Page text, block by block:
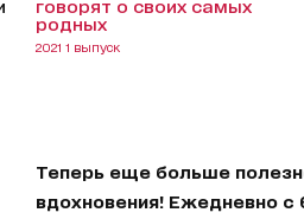
говорят о своих самых
родных
2021 1 выпуск
Теперь еще больше
вдохновения! Ежедневно с